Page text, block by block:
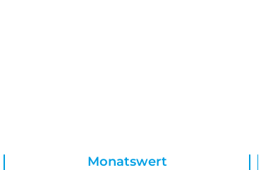
Monatswert